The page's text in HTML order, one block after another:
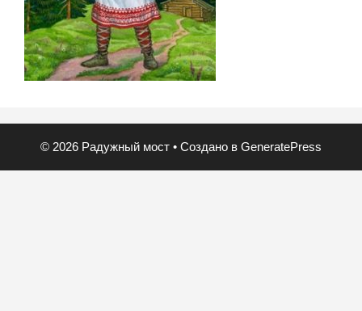
© 2026 Радужный мост • Создано в GeneratePress